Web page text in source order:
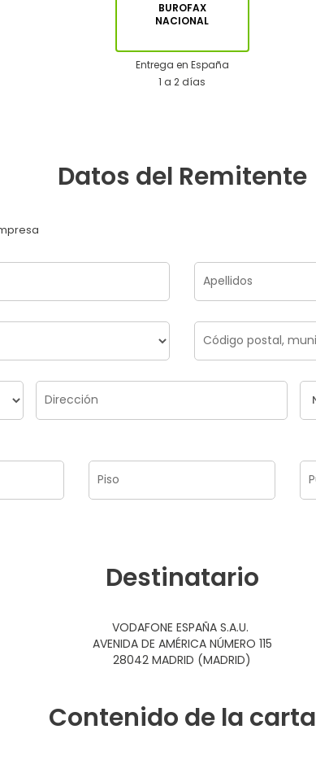
BUROFAX
NACIONAL
Entrega en España
1 a 2 días
Datos del Remitente
Destinatario
VODAFONE ESPAÑA S.A.U.
AVENIDA DE AMÉRICA NÚMERO 115
28042 MADRID (MADRID)
Contenido de la carta